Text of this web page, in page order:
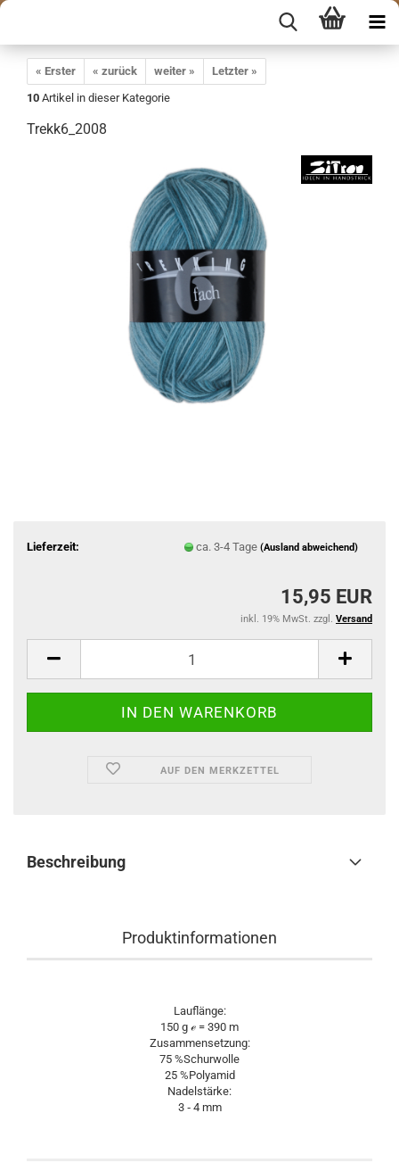
« Erster « zurück weiter »
Letzter »
10 Artikel in dieser Kategorie
Trekk6_2008
Lieferzeit: ca. 3-4 Tage (Ausland abweichend)
15,95 EUR
inkl. 19% MwSt. zzgl. Versand
AUF DEN MERKZETTEL
Beschreibung
Produktinformationen
Lauflänge:
150 g ℯ = 390 m
Zusammensetzung:
75 %Schurwolle
25 %Polyamid
Nadelstärke:
3 ‐ 4 mm